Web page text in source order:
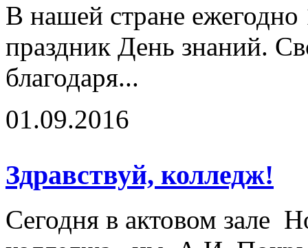
В нашей стране ежегодно
праздник День знаний.
благодаря...
01.09.2016
Здравствуй, колледж!
Сегодня в актовом зале